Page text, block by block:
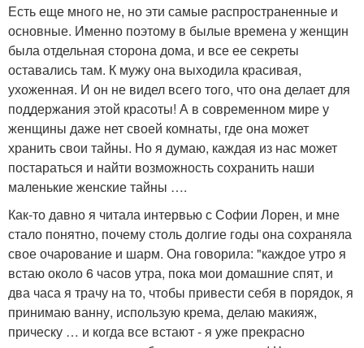
Есть еще много не, но эти самые распространенные и
основные. Именно поэтому в былые времена у женщин
была отдельная сторона дома, и все ее секреты
оставались там. К мужу она выходила красивая,
ухоженная. И он не видел всего того, что она делает для
поддержания этой красоты! А в современном мире у
женщины даже нет своей комнаты, где она может
хранить свои тайны. Но я думаю, каждая из нас может
постараться и найти возможность сохранить наши
маленькие женские тайны ….
Как-то давно я читала интервью с Софии Лорен, и мне
стало понятно, почему столь долгие годы она сохраняла
свое очарование и шарм. Она говорила: "каждое утро я
встаю около 6 часов утра, пока мои домашние спят, и
два часа я трачу на то, чтобы привести себя в порядок, я
принимаю ванну, использую крема, делаю макияж,
прическу … и когда все встают - я уже прекрасно